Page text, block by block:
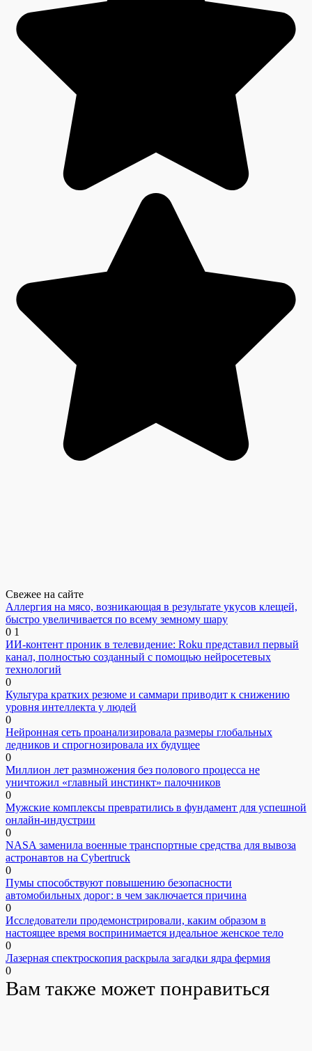
Свежее на сайте
Аллергия на мясо, возникающая в результате укусов клещей,
быстро увеличивается по всему земному шару
0 1
ИИ-контент проник в телевидение: Roku представил первый
канал, полностью созданный с помощью нейросетевых
технологий
0
Культура кратких резюме и саммари приводит к снижению
уровня интеллекта у людей
0
Нейронная сеть проанализировала размеры глобальных
ледников и спрогнозировала их будущее
0
Миллион лет размножения без полового процесса не
уничтожил «главный инстинкт» палочников
0
Мужские комплексы превратились в фундамент для успешной
онлайн-индустрии
0
NASA заменила военные транспортные средства для вывоза
астронавтов на Cybertruck
0
Пумы способствуют повышению безопасности
автомобильных дорог: в чем заключается причина
0
Исследователи продемонстрировали, каким образом в
настоящее время воспринимается идеальное женское тело
0
Лазерная спектроскопия раскрыла загадки ядра фермия
0
Вам также может понравиться